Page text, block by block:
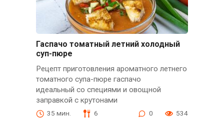
Гаспачо томатный летний холодный
суп-пюре
Рецепт приготовления ароматного летнего
томатного супа-пюре гаспачо
идеальный со специями и овощной
заправкой с крутонами
35 мин. 6 0 534